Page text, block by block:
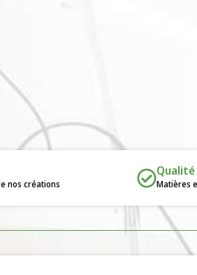
nos créations Matières